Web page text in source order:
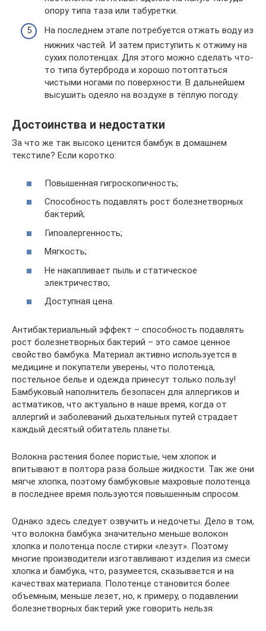
опору типа таза или табуретки.
На последнем этапе потребуется отжать воду из
нижних частей. И затем приступить к отжиму на
сухих полотенцах. Для этого можно сделать что-
то типа бутерброда и хорошо потоптаться
чистыми ногами по поверхности. В дальнейшем
высушить одеяло на воздухе в тёплую погоду.
Достоинства и недостатки
За что же так высоко ценится бамбук в домашнем
текстиле? Если коротко:
Повышенная гигроскопичность;
Способность подавлять рост болезнетворных
бактерий;
Гипоалергенность;
Мягкость;
Не накапливает пыль и статическое
электричество;
Доступная цена.
Антибактериальный эффект – способность подавлять
рост болезнетворных бактерий – это самое ценное
свойство бамбука. Материал активно используется в
медицине и покупатели уверены, что полотенца,
постельное белье и одежда принесут только пользу!
Бамбуковый наполнитель безопасен для аллергиков и
астматиков, что актуально в наше время, когда от
аллергий и заболеваний дыхательных путей страдает
каждый десятый обитатель планеты.
Волокна растения более пористые, чем хлопок и
впитывают в полтора раза больше жидкости. Так же они
мягче хлопка, поэтому бамбуковые махровые полотенца
в последнее время пользуются повышенным спросом.
Однако здесь следует озвучить и недочеты. Дело в том,
что волокна бамбука значительно меньше волокон
хлопка и полотенца после стирки «лезут». Поэтому
многие производители изготавливают изделия из смеси
хлопка и бамбука, что, разумеется, сказывается и на
качествах материала. Полотенце становится более
объемным, меньше лезет, но, к примеру, о подавлении
болезнетворных бактерий уже говорить нельзя.